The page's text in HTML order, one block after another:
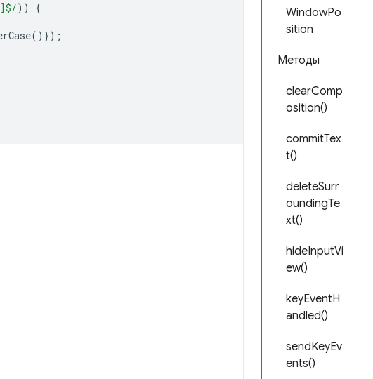
WindowPo
sition
Методы
clearComp
osition()
commitTex
t()
deleteSurr
oundingTe
xt()
hideInputVi
ew()
keyEventH
andled()
sendKeyEv
ents()
))
{
()});